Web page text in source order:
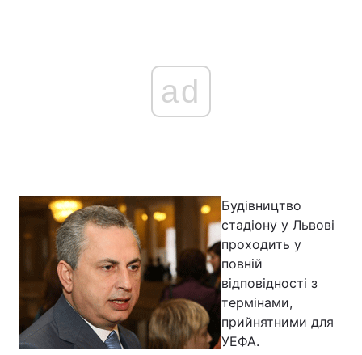
ad
Будівництво
стадіону у Львові
проходить у
повній
відповідності з
термінами,
прийнятними для
УЕФА.